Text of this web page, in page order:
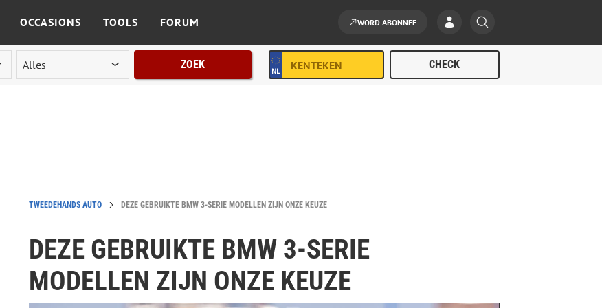
OCCASIONS TOOLS FORUM WORD ABONNEE
ZOEK
TWEEDEHANDS AUTO DEZE GEBRUIKTE BMW 3-SERIE MODELLEN ZIJN ONZE KEUZE
DEZE GEBRUIKTE BMW 3-SERIE
MODELLEN ZIJN ONZE KEUZE